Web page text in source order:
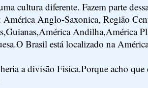
cultura diferente. Fazem parte
América Anglo-Saxonica, Região
Andilha,América
Brasil está localizado na
a divisão Fisica.Porque acho que